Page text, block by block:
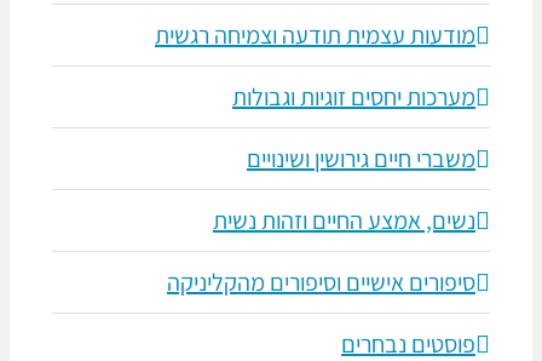
מודעות עצמית תודעה וצמיחה רגשית
מערכות יחסים זוגיות וגבולות
משברי חיים גירושין ושינויים
נשים, אמצע החיים וזהות נשית
סיפורים אישיים וסיפורים מהקליניקה
פוסטים נבחרים